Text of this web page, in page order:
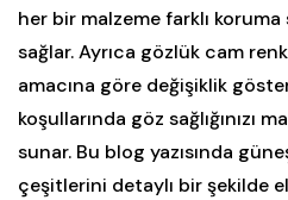
her bir malzeme farklı
sağlar. Ayrıca gözlük cam
amacına göre değişiklik
koşullarında göz sağlığınızı
sunar. Bu blog yazısında
çeşitlerini detaylı bir şekilde